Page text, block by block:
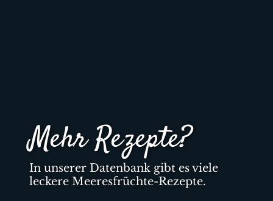
Mehr Rezepte?
In unserer Datenbank gibt es viele
leckere Meeresfrüchte-Rezepte.